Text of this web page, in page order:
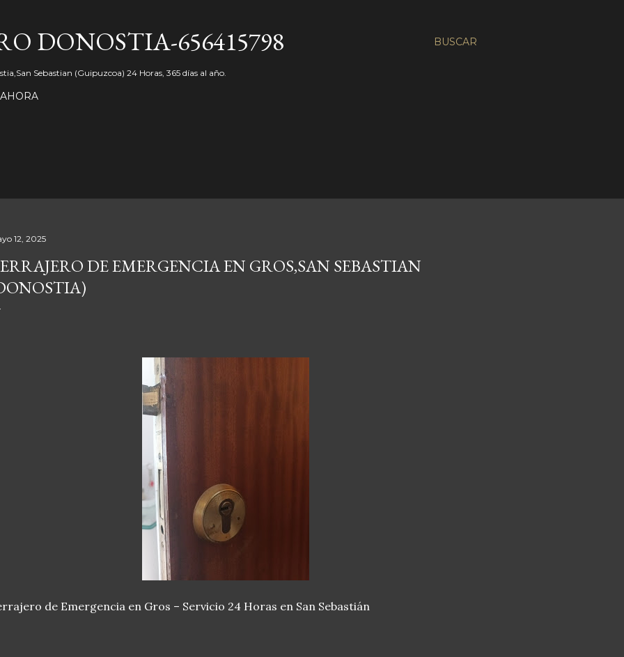
BUSCAR
DONOSTIA-656415798
Sebastian (Guipuzcoa) 24 Horas, 365 días al año.
12, 2025
DE EMERGENCIA EN GROS,SAN SEBASTIAN
de Emergencia en Gros – Servicio 24 Horas en San Sebastián